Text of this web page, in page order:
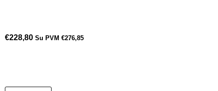
€228,80 Su PVM €276,85